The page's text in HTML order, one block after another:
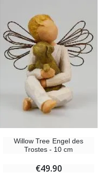
Willow Tree Engel des
Trostes - 10 cm
€49.90